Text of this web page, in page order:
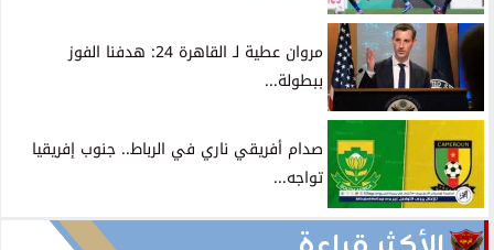
مروان عطية لـ القاهرة 24: هدفنا الفوز
ببطولة...
صدام أفريقي ناري في الرباط.. جنوب إفريقيا
تواجه...